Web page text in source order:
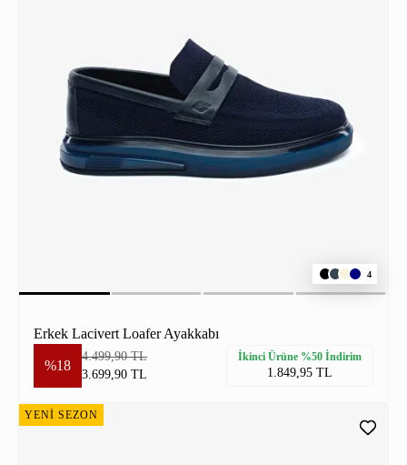
4
Erkek Lacivert Loafer Ayakkabı
%18
4.499,90 TL
3.699,90 TL
İkinci Ürüne %50 İndirim
1.849,95 TL
YENİ SEZON